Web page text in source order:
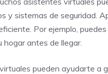
y sistemas de seguridad.
Por ejemplo,
hogar antes de llegar.
pueden ayudarte a